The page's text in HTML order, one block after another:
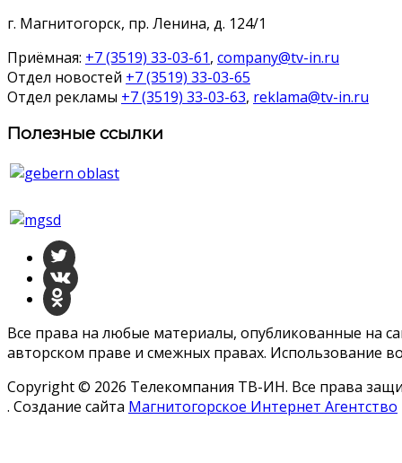
г. Магнитогорск, пр. Ленина, д. 124/1
Приёмная: +7 (3519) 33-03-61, company@tv-in.ru
Отдел новостей +7 (3519) 33-03-65
Отдел рекламы +7 (3519) 33-03-63, reklama@tv-in.ru
Полезные ссылки
Все права на любые материалы, опубликованные на
авторском праве и смежных правах. Использование
Copyright © 2026 Телекомпания ТВ-ИН. Все права
. Создание сайта Магнитогорское Интернет Агентство